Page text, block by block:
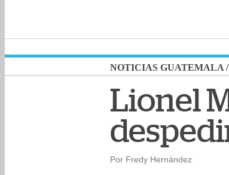
NOTICIAS GUATEMALA /
Lionel
Por Fredy Hernández